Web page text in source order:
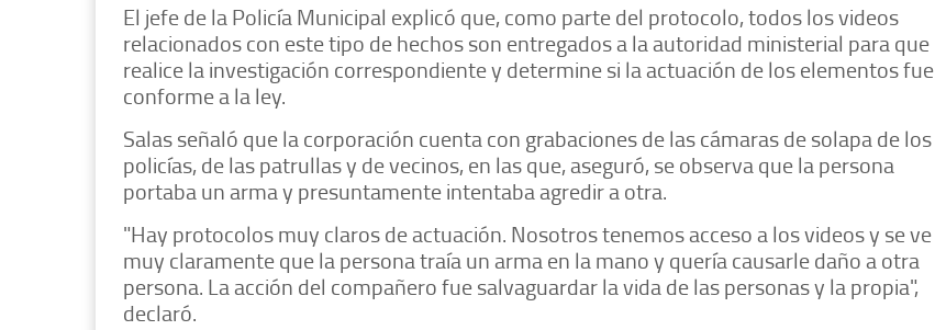
El jefe de la Policía Municipal explicó que, como parte del protocolo, todos los videos
relacionados con este tipo de hechos son entregados a la autoridad ministerial para que
realice la investigación correspondiente y determine si la actuación de los elementos fue
conforme a la ley.
Salas señaló que la corporación cuenta con grabaciones de las cámaras de solapa de los
policías, de las patrullas y de vecinos, en las que, aseguró, se observa que la persona
portaba un arma y presuntamente intentaba agredir a otra.
"Hay protocolos muy claros de actuación. Nosotros tenemos acceso a los videos y se ve
muy claramente que la persona traía un arma en la mano y quería causarle daño a otra
persona. La acción del compañero fue salvaguardar la vida de las personas y la propia",
declaró.